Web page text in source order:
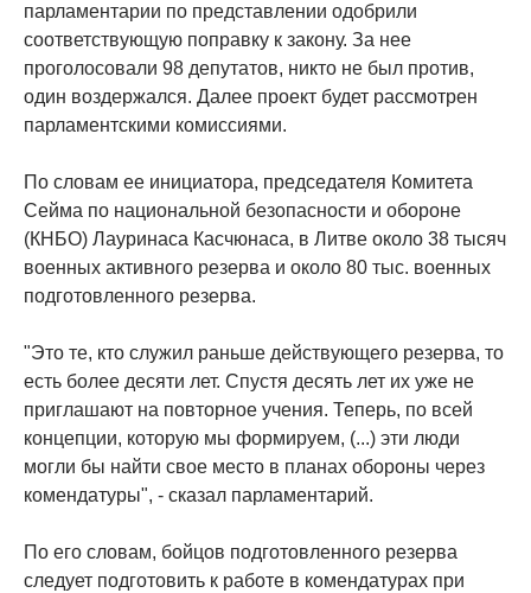
парламентарии по представлении одобрили
соответствующую поправку к закону. За нее
проголосовали 98 депутатов, никто не был против,
один воздержался. Далее проект будет рассмотрен
парламентскими комиссиями.
По словам ее инициатора, председателя Комитета
Сейма по национальной безопасности и обороне
(КНБО) Лауринаса Касчюнаса, в Литве около 38 тысяч
военных активного резерва и около 80 тыс. военных
подготовленного резерва.
"Это те, кто служил раньше действующего резерва, то
есть более десяти лет. Спустя десять лет их уже не
приглашают на повторное учения. Теперь, по всей
концепции, которую мы формируем, (...) эти люди
могли бы найти свое место в планах обороны через
комендатуры", - сказал парламентарий.
По его словам, бойцов подготовленного резерва
следует подготовить к работе в комендатурах при